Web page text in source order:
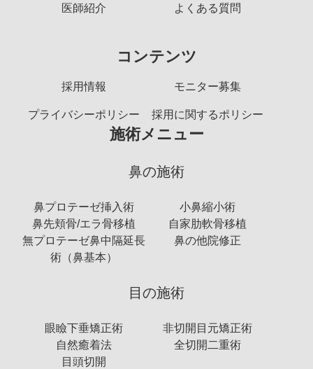
医師紹介
よくある質問
コンテンツ
採用情報 モニター募集
プライバシーポリシー 採用に関するポリシー
施術メニュー
鼻の施術
鼻プロテーゼ挿入術
小鼻縮小術
鼻先頬骨/エラ骨移植
自家肋軟骨移植
無プロテーゼ鼻中隔延長
術（鼻基本）
鼻の他院修正
目の施術
眼瞼下垂矯正術
非切開目元矯正術
自然癒着法
全切開二重術
目頭切開